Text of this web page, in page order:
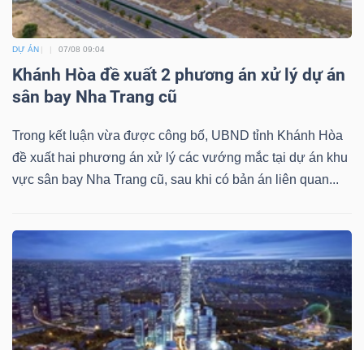
DỰ ÁN 07/08 09:04
Khánh Hòa đề xuất 2 phương án xử lý dự án
sân bay Nha Trang cũ
Trong kết luận vừa được công bố, UBND tỉnh Khánh Hòa
đề xuất hai phương án xử lý các vướng mắc tại dự án khu
vực sân bay Nha Trang cũ, sau khi có bản án liên quan...